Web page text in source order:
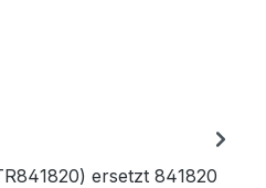
ersetzt 841820